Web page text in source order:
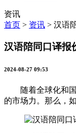
资讯
首页 > 资讯 > 汉语
汉语陪同口译报
2024-08-27 09:53
随着全球化和国
的市场力。那么，